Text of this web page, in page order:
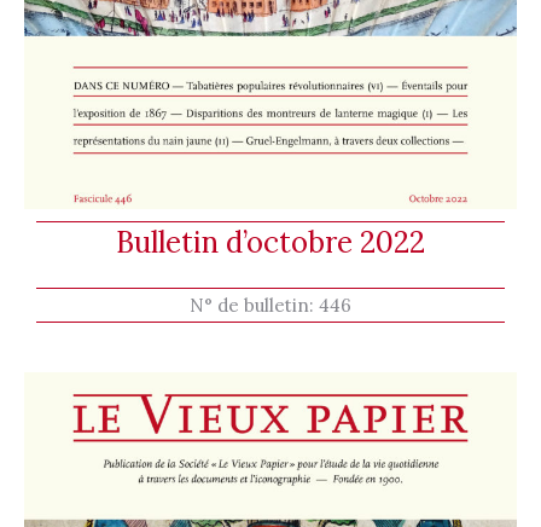
Bulletin d’octobre 2022
N° de bulletin: 446